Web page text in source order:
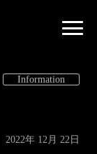
Information
2022年 12月 22日